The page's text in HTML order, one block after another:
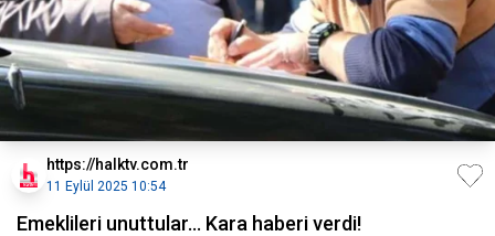
https://halktv.com.tr
11 Eylül 2025 10:54
Emeklileri unuttular... Kara haberi verdi!